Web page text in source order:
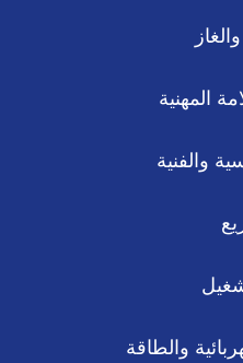
المهنية
والفنية
والطاقة